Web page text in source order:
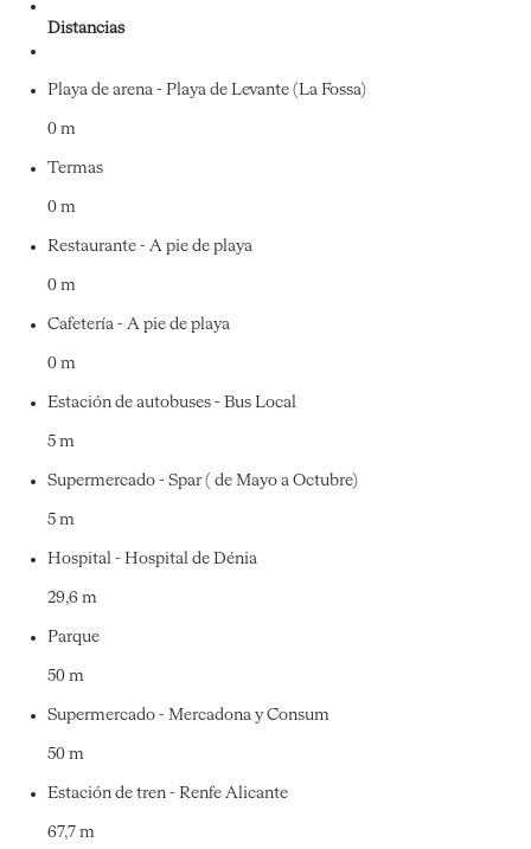
Distancias
Playa de arena - Playa de Levante (La Fossa)
0 m
Termas
0 m
Restaurante - A pie de playa
0 m
Cafetería - A pie de playa
0 m
Estación de autobuses - Bus Local
5 m
Supermercado - Spar ( de Mayo a Octubre)
5 m
Hospital - Hospital de Dénia
29,6 m
Parque
50 m
Supermercado - Mercadona y Consum
50 m
Estación de tren - Renfe Alicante
67,7 m